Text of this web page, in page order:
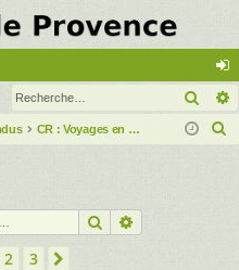
on
ne
CR : Voyages en Europe
Rechercher
2 3